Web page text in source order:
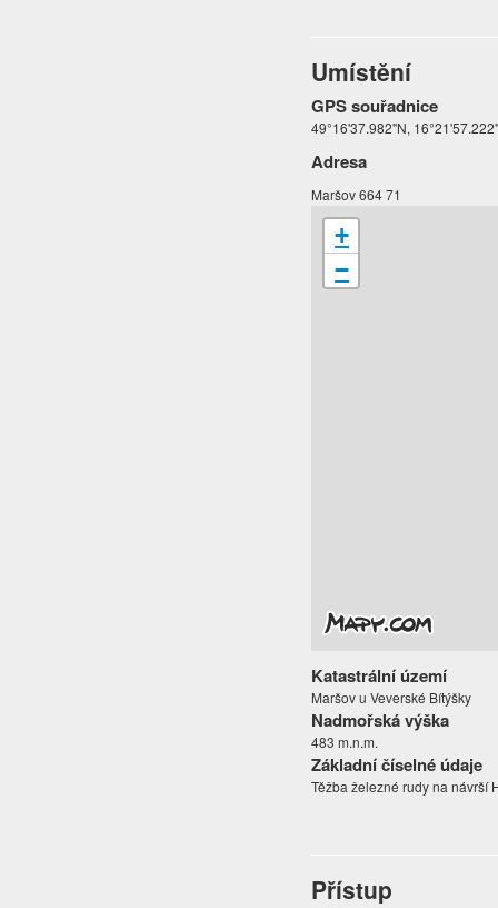
Umístění
GPS souřadnice
49°16'37.982"N,
Adresa
Maršov 664 71
+
−
Katastrální území
Maršov u Veverské Bítýšky
Nadmořská výška
483 m.n.m.
Základní číselné údaje
Těžba železné rudy na návrší
Přístup